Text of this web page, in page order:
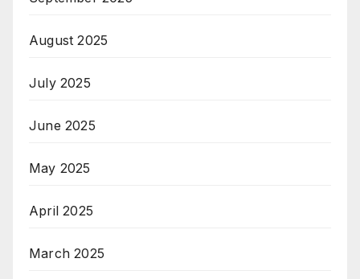
August 2025
July 2025
June 2025
May 2025
April 2025
March 2025